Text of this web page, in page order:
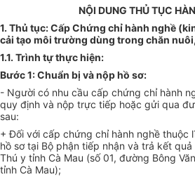
NỘI DUNG THỦ TỤC
1. Thủ tục: Cấp Chứng chỉ hành nghề
cải tạo môi trường dùng trong chăn
1.1. Trình tựthực hiện:
Bước 1: Chuẩn bị và nộp hồ sơ:
- Người có nhu cầu cấp chứng chỉ hành
quy định và nộp trực tiếp hoặc gửi qua
sau:
+ Đối với cấp chứng chỉ hành nghề thuộc
hồ sơ tại Bộ phận tiếp nhận và trả kết
Thú y tỉnh Cà Mau (số01, đường Bông
tỉnh Cà Mau);